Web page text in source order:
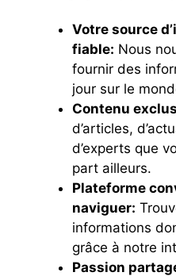
Votre source
fiable: Nous
fournir des
jour sur le
Contenu
d’articles,
d’experts que
part ailleurs.
Plateforme
naviguer:
informations
grâce à notre
Passion